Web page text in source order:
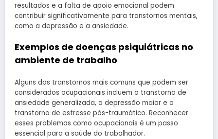
resultados e a falta de apoio emocional podem
contribuir significativamente para transtornos mentais,
como a depressão e a ansiedade.
Exemplos de doenças psiquiátricas no
ambiente de trabalho
Alguns dos transtornos mais comuns que podem ser
considerados ocupacionais incluem o transtorno de
ansiedade generalizada, a depressão maior e o
transtorno de estresse pós-traumático. Reconhecer
esses problemas como ocupacionais é um passo
essencial para a saúde do trabalhador.